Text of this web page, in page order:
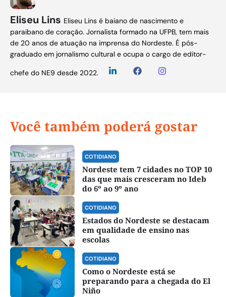
Eliseu Lins Eliseu Lins é baiano de nascimento e
paraibano de coração. Jornalista formado na UFPB, tem mais
de 20 anos de atuação na imprensa do Nordeste. É pós-
graduado em jornalismo cultural e ocupa o cargo de editor-
chefe do NE9 desde 2022.
Você também poderá gostar
COTIDIANO
Nordeste tem 7 cidades no TOP 10
das que mais cresceram no Ideb
do 6º ao 9º ano
COTIDIANO
Estados do Nordeste se destacam
em qualidade de ensino nas
escolas
COTIDIANO
Como o Nordeste está se
preparando para a chegada do El
Niño